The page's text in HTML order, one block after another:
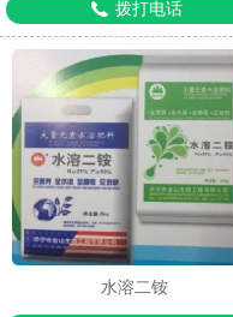
拨打电话
水溶二铵